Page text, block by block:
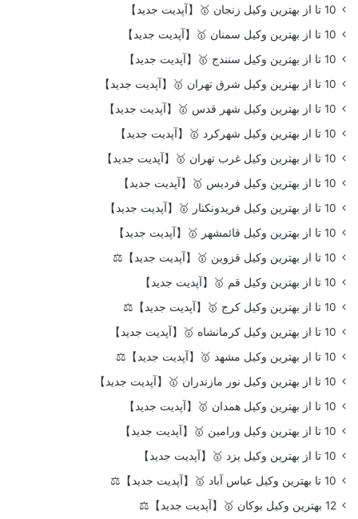
10 تا از بهترین وکیل زنجان 🥇【آپدیت جدید】
10 تا از بهترین وکیل سمنان 🥇【آپدیت جدید】
10 تا از بهترین وکیل سنندج 🥇【آپدیت جدید】
10 تا از بهترین وکیل شرق تهران 🥇【آپدیت جدید】
10 تا از بهترین وکیل شهر قدس 🥇【آپدیت جدید】
10 تا از بهترین وکیل شهرکرد 🥇【آپدیت جدید】
10 تا از بهترین وکیل غرب تهران 🥇【آپدیت جدید】
10 تا از بهترین وکیل فردیس 🥇【آپدیت جدید】
10 تا از بهترین وکیل فریدونکنار 🥇【آپدیت جدید】
10 تا از بهترین وکیل قائمشهر 🥇【آپدیت جدید】
10 تا از بهترین وکیل قزوین 🥇【آپدیت جدید】⚖️
10 تا از بهترین وکیل قم 🥇【آپدیت جدید】
10 تا از بهترین وکیل کرج 🥇【آپدیت جدید】⚖️
10 تا از بهترین وکیل کرمانشاه 🥇【آپدیت جدید】
10 تا از بهترین وکیل مشهد 🥇【آپدیت جدید】⚖️
10 تا از بهترین وکیل نور مازندران 🥇【آپدیت جدید】
10 تا از بهترین وکیل همدان 🥇【آپدیت جدید】
10 تا از بهترین وکیل ورامین 🥇【آپدیت جدید】
10 تا از بهترین وکیل یزد 🥇【آپدیت جدید】
10 تا بهترین وکیل عباس آباد 🥇【آپدیت جدید】⚖️
12 بهترین وکیل بوکان 🥇【آپدیت جدید】⚖️